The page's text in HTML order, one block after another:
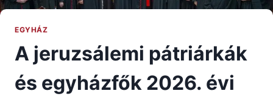
EGYHÁZ
A jeruzsálemi pátriárkák
és egyházfők 2026. évi